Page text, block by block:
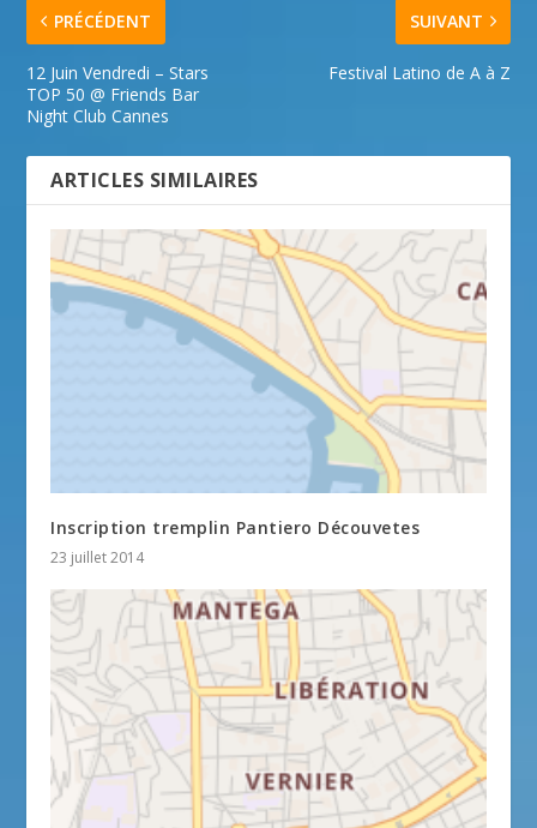
PRÉCÉDENT
12 Juin Vendredi – Stars
TOP 50 @ Friends Bar
Night Club Cannes
SUIVANT
Festival Latino de A à Z
ARTICLES SIMILAIRES
Inscription tremplin Pantiero Découvetes
23 juillet 2014